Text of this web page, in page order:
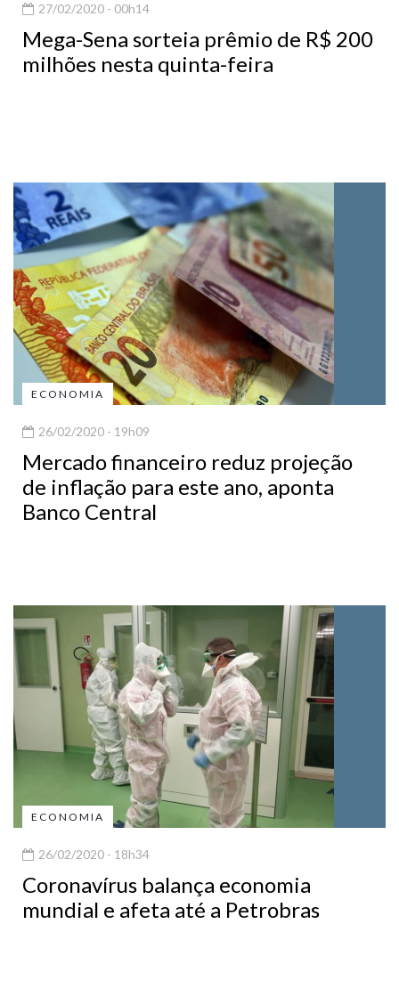
27/02/2020 - 00h14
Mega-Sena sorteia prêmio de R$ 200
milhões nesta quinta-feira
ECONOMIA
26/02/2020 - 19h09
Mercado financeiro reduz projeção
de inflação para este ano, aponta
Banco Central
ECONOMIA
26/02/2020 - 18h34
Coronavírus balança economia
mundial e afeta até a Petrobras